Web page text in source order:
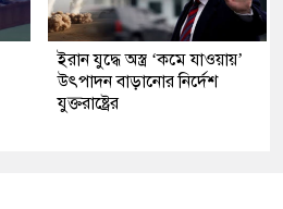
ইরান যুদ্ধে অস্ত্র ‘কমে যাওয়ায়’
উৎপাদন বাড়ানোর নির্দেশ
যুক্তরাষ্ট্রের